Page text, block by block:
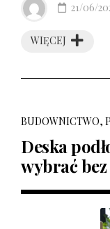
WIĘCEJ
21/06/
BUDOWNICTWO,
Deska
wybrać